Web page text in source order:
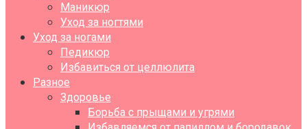
Маникюр
Уход за ногтями
Уход за ногами
Педикюр
Избавиться от целлюлита
Разное
Здоровье
Борьба с прыщами и угрями